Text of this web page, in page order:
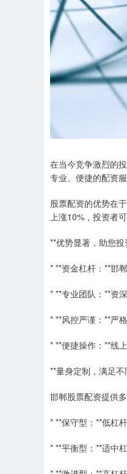
在当今竞争激烈的
专业、便捷的配资
股票配资的优势在
上涨10%，投资者
**优势显著，助您
* **资金杠杆：**邯
* **专业团队：**资
* **风控严谨：**严
* **便捷操作：**线
**量身定制，满足不
邯郸股票配资提供
* **保守型：**低杠
* **平衡型：**适中